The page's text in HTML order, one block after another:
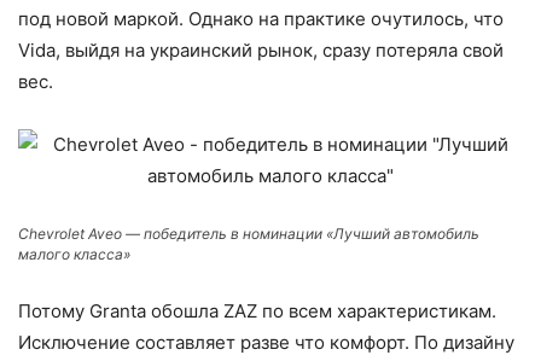
под новой маркой. Однако на практике очутилось, что
Vida, выйдя на украинский рынок, сразу потеряла свой
вес.
Chevrolet Aveo — победитель в номинации «Лучший автомобиль
малого класса»
Потому Granta обошла ZAZ по всем характеристикам.
Исключение составляет разве что комфорт. По дизайну